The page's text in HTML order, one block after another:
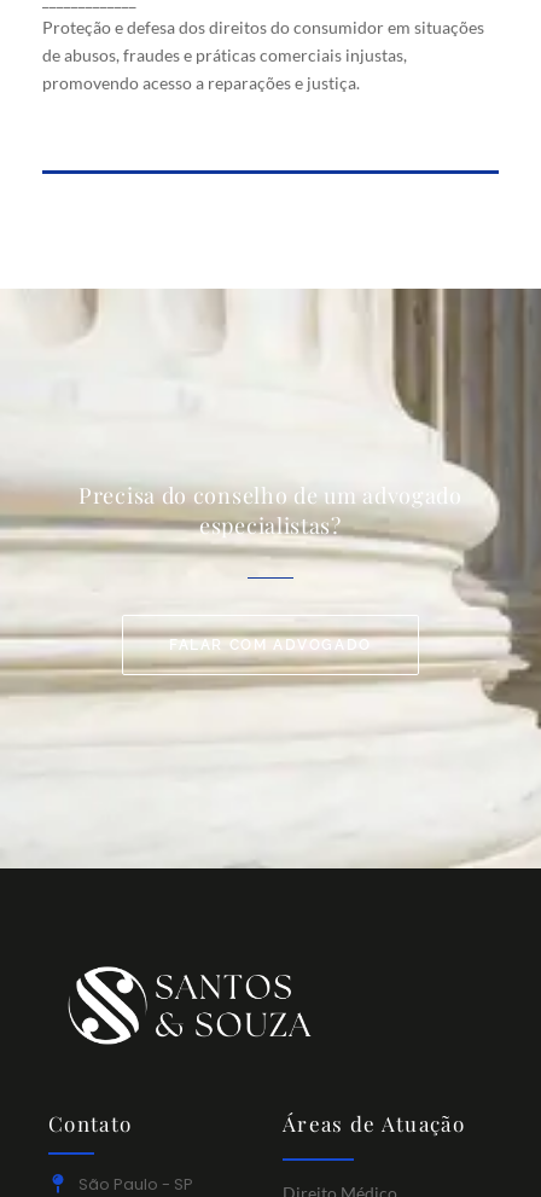
Proteção e defesa dos direitos do consumidor em situações
de abusos, fraudes e práticas comerciais injustas,
promovendo acesso a reparações e justiça.
situações de abusos, fraudes e práticas comerciais
injustas, promovendo acesso a reparações e justiça.
Precisa do conselho de um advogado
especialistas?
FALAR COM ADVOGADO
Contato
São Paulo - SP
Áreas de Atuação
Direito Médico